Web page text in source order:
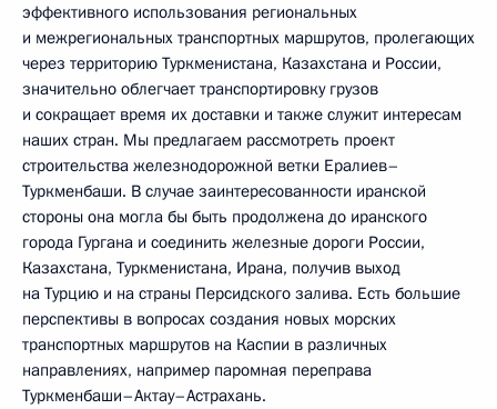
эффективного использования региональных
и межрегиональных транспортных маршрутов, пролегающих
через территорию Туркменистана, Казахстана и России,
значительно облегчает транспортировку грузов
и сокращает время их доставки и также служит интересам
наших стран. Мы предлагаем рассмотреть проект
строительства железнодорожной ветки Ералиев–
Туркменбаши. В случае заинтересованности иранской
стороны она могла бы быть продолжена до иранского
города Гургана и соединить железные дороги России,
Казахстана, Туркменистана, Ирана, получив выход
на Турцию и на страны Персидского залива. Есть большие
перспективы в вопросах создания новых морских
транспортных маршрутов на Каспии в различных
направлениях, например паромная переправа
Туркменбаши–Актау–Астрахань.